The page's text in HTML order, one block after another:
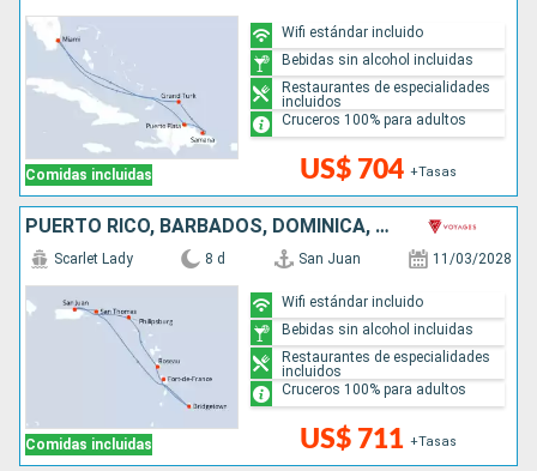
Comidas incluidas US$ 704 +Tasas
Wifi estándar incluido
Bebidas sin alcohol incluidas
Restaurantes de especialidades
incluidos
Cruceros 100% para adultos
PUERTO RICO, BARBADOS, DOMINICA, SAN MARTÍN
Comidas incluidas
Scarlet Lady 8 d San Juan 11/03/2028
US$ 711 +Tasas
Wifi estándar incluido
Bebidas sin alcohol incluidas
Restaurantes de especialidades
incluidos
Cruceros 100% para adultos